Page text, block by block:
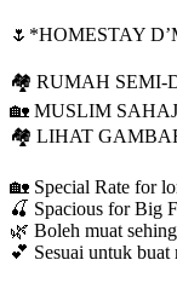
🌷*HOMESTAY
🏘 RUMAH SEMI-
🏡 MUSLIM
🏘 LIHAT
🏡 Special Rate for
🍒 Spacious for Big
🌿 Boleh muat
💕 Sesuai untuk buat